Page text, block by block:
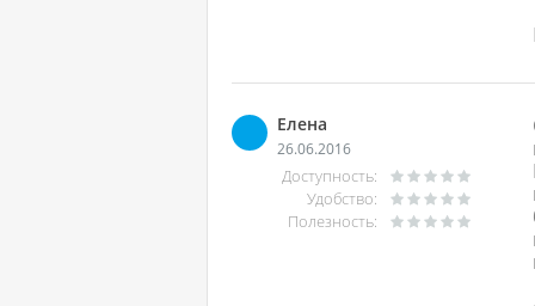
Елена
26.06.2016
Доступность:
Удобство:
Полезность: